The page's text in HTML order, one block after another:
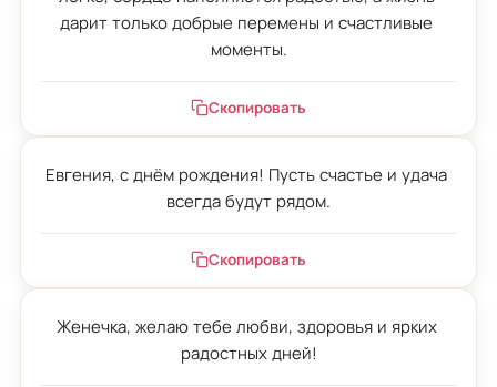
дарит только добрые перемены и счастливые
моменты.
Скопировать
Евгения, с днём рождения! Пусть счастье и удача
всегда будут рядом.
Скопировать
Женечка, желаю тебе любви, здоровья и ярких
радостных дней!